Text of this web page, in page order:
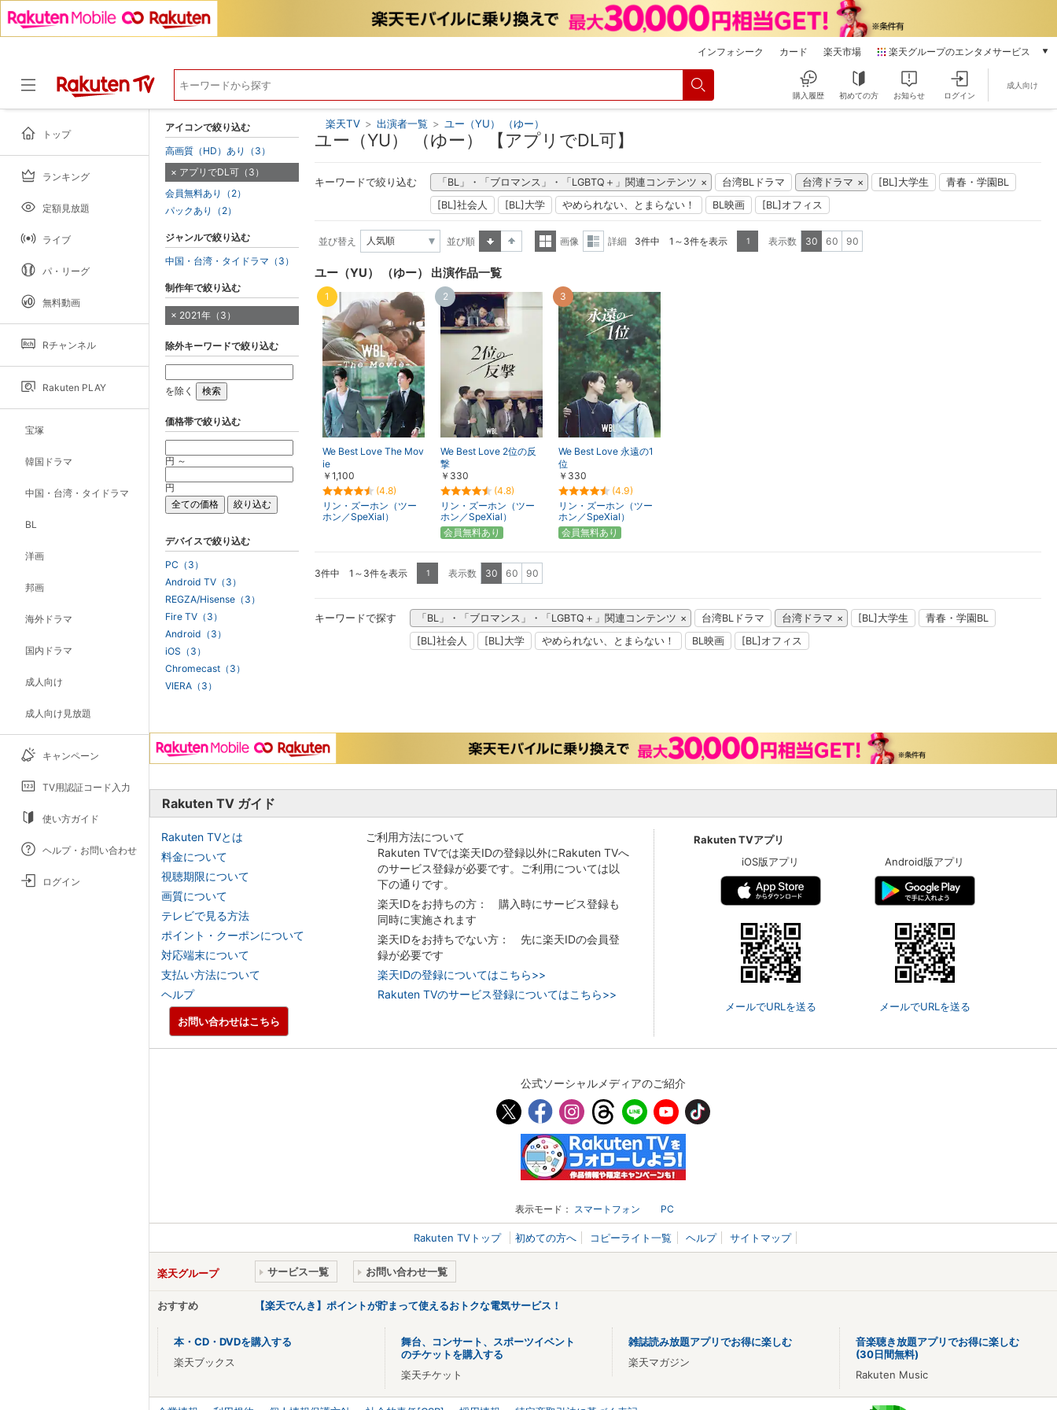
インフォシーク カード 楽天市場 楽天グループのエンタメサービス
本/ゲーム/CD/DVD
雑誌読み放題
動画配信
購入履歴 初めての方 お知らせ ログイン
成人向け
トップ
ランキング
定額見放題
ライブ
パ・リーグ
無料動画
Rチャンネル
Rakuten PLAY
宝塚
韓国ドラマ
中国・台湾・タイドラマ
BL
洋画
邦画
海外ドラマ
国内ドラマ
成人向け
成人向け見放題
キャンペーン
TV用認証コード入力
使い方ガイド
ヘルプ・お問い合わせ
ログイン
楽天TV > 出演者一覧 > ユー（YU） （ゆー）
ユー（YU） （ゆー） 【アプリでDL可】
キーワードで絞り込む 「BL」・「ブロマンス」・「LGBTQ＋」関連コンテンツ 台湾BLドラマ 台湾ドラマ [BL]大学生
青春・学園BL
[BL]社会人
[BL]大学 やめられない、とまらない！ BL映画 [BL]オフィス
並び替え
並び順
画像
詳細 3件中 1～3件を表示 1 表示数 30 60 90
ユー（YU） （ゆー） 出演作品一覧
We Best Love The Mov
ie
￥1,100
(4.8)
リン・ズーホン（ツー
ホン／SpeXial）
1
We Best Love 2位の反
撃
￥330
(4.8)
リン・ズーホン（ツー
ホン／SpeXial）
2
会員無料あり
We Best Love 永遠の1
位
￥330
(4.9)
リン・ズーホン（ツー
ホン／SpeXial）
3
会員無料あり
3件中 1～3件を表示 1 表示数 30 60 90
キーワードで探す 「BL」・「ブロマンス」・「LGBTQ＋」関連コンテンツ 台湾BLドラマ 台湾ドラマ [BL]大学生
青春・学園BL
[BL]社会人
[BL]大学 やめられない、とまらない！ BL映画 [BL]オフィス
アイコンで絞り込む
高画質（HD）あり（3）
アプリでDL可（3）
会員無料あり（2）
パックあり（2）
ジャンルで絞り込む
中国・台湾・タイドラマ（3）
制作年で絞り込む
2021年（3）
除外キーワードで絞り込む
を除く
価格帯で絞り込む
円 ～
円
デバイスで絞り込む
PC（3）
Android TV（3）
REGZA/Hisense（3）
Fire TV（3）
Android（3）
iOS（3）
Chromecast（3）
VIERA（3）
Rakuten TV ガイド
Rakuten TVとは
料金について
視聴期限について
画質について
テレビで見る方法
ポイント・クーポンについて
対応端末について
支払い方法について
ヘルプ
ご利用方法について
Rakuten TVでは楽天IDの登録以外にRakuten TVへ
のサービス登録が必要です。ご利用については以
下の通りです。
楽天IDをお持ちの方： 購入時にサービス登録も
同時に実施されます
楽天IDをお持ちでない方： 先に楽天IDの会員登
録が必要です
楽天IDの登録についてはこちら>>
Rakuten TVのサービス登録についてはこちら>>
Rakuten TVアプリ
iOS版アプリ
メールでURLを送る
Android版アプリ
メールでURLを送る
お問い合わせはこちら
公式ソーシャルメディアのご紹介
表示モード： スマートフォン PC
Rakuten TVトップ 初めての方へ コピーライト一覧 ヘルプ サイトマップ
楽天グループ サービス一覧 お問い合わせ一覧
おすすめ 【楽天でんき】ポイントが貯まって使えるおトクな電気サービス！
本・CD・DVDを購入する
楽天ブックス
舞台、コンサート、スポーツイベント
のチケットを購入する
楽天チケット
雑誌読み放題アプリでお得に楽しむ
楽天マガジン
音楽聴き放題アプリでお得に楽しむ
(30日間無料)
Rakuten Music